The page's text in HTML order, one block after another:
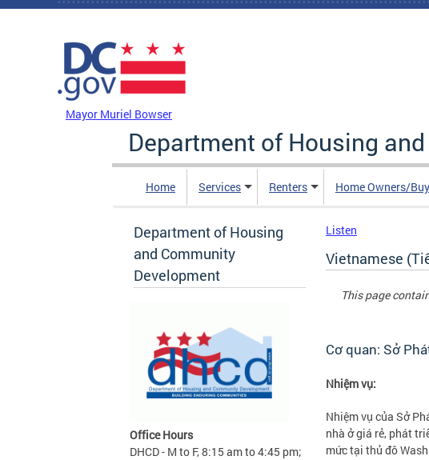
Skip to main content
Mayor Muriel Bowser
Department of Housing
Home Services Renters Home Owners/
Department of Housing
and Community
Development
Office Hours
DHCD - M to F, 8:15 am to 4:45 pm;
Listen
Vietnamese
This page
Cơ quan: Sở
Nhiệm vụ:
Nhiệm vụ của Sở
nhà ở giá rẻ, phát
mức tại thủ đô